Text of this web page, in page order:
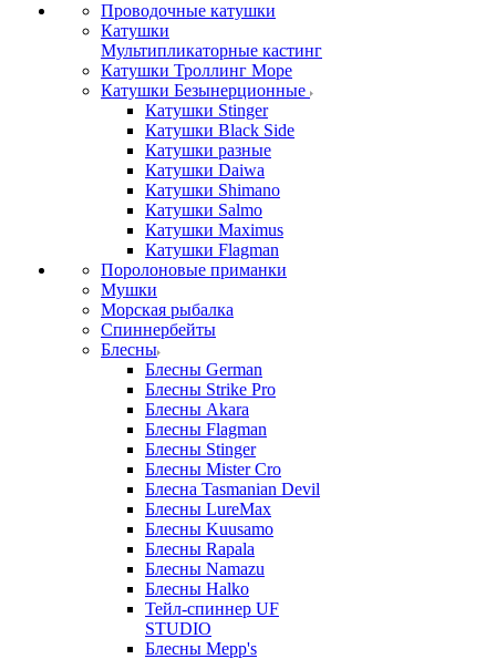
Проводочные катушки
Катушки
Мультипликаторные кастинг
Катушки Троллинг Море
Катушки Безынерционные
Катушки Stinger
Катушки Black Side
Катушки разные
Катушки Daiwa
Катушки Shimano
Катушки Salmo
Катушки Maximus
Катушки Flagman
Поролоновые приманки
Мушки
Морская рыбалка
Спиннербейты
Блесны
Блесны German
Блесны Strike Pro
Блесны Akara
Блесны Flagman
Блесны Stinger
Блесны Mister Cro
Блесна Tasmanian Devil
Блесны LureMax
Блесны Kuusamo
Блесны Rapala
Блесны Namazu
Блесны Halko
Тейл-спиннер UF
STUDIO
Блесны Mepp's